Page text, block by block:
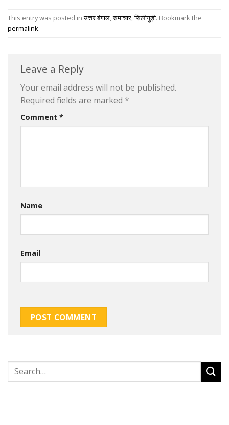
This entry was posted inउत्तर बंगाल,समाचार,सिलीगुड़ी. Bookmark the
permalink.
Leave a Reply
Your email address will not be published.
Required fields are marked *
Comment *
Name
Email